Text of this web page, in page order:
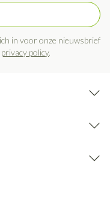
in voor onze nieuwsbrief
privacy policy.